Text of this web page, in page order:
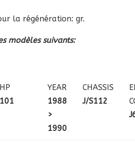
la régénération: gr.
modèles suivants:
HP
101
YEAR
1988
>
1990
CHASSIS
J/S112